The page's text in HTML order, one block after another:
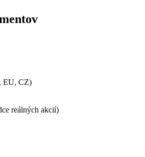
EU, CZ)
reálných akcií)